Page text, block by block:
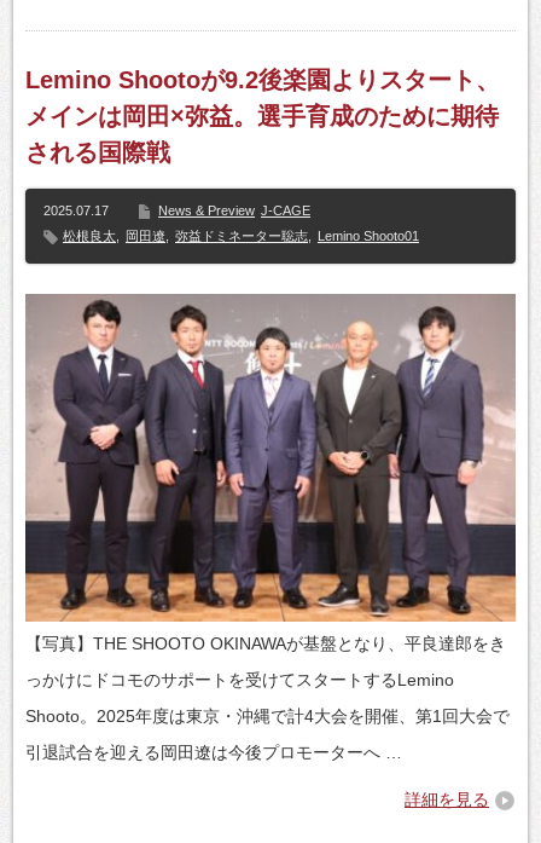
Lemino Shootoが9.2後楽園よりスタート、
メインは岡田×弥益。選手育成のために期待
される国際戦
2025.07.17 News & Preview J-CAGE
松根良太
岡田遼 弥益ドミネーター聡志 Lemino Shooto01
【写真】THE SHOOTO OKINAWAが基盤となり、平良達郎をき
っかけにドコモのサポートを受けてスタートするLemino
Shooto。2025年度は東京・沖縄で計4大会を開催、第1回大会で
引退試合を迎える岡田遼は今後プロモーターへ …
詳細を見る